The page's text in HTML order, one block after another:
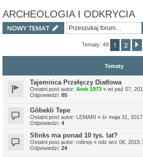
ARCHEOLOGIA I ODKRYCIA
NOWY TEMAT
Tematy: 49 1 2
Tematy
Tajemnica Przełęczy Diatłowa
Ostatni post autor: Arek 1973 « wt paź 07,
Odpowiedzi: 85
Göbekli Tepe
Ostatni post autor: LEMARI « śr maja 31,
Odpowiedzi: 4
Sfinks ma ponad 10 tys. lat?
Ostatni post autor: robrep « ndz wrz 06, 2015
Odpowiedzi: 24